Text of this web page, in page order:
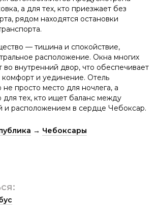
а для тех, кто приезжает без
рядом находятся остановки
— тишина и спокойствие,
расположение. Окна многих
во внутренний двор, что обеспечивает
и уединение. Отель
просто место для ночлега, а
тех, кто ищет баланс между
и расположением в сердце Чебоксар.
→ Чебоксары